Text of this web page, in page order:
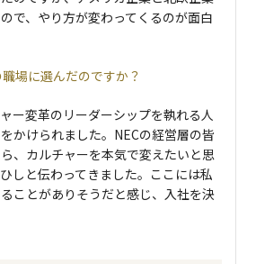
で、やり方が変わってくるのが面白
場に選んだのですか？
ー変革のリーダーシップを執れる人
かけられました。NECの経営層の皆
、カルチャーを本気で変えたいと思
しと伝わってきました。ここには私
ことがありそうだと感じ、入社を決